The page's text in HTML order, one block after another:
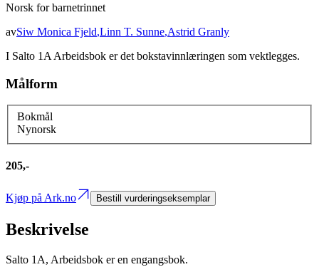
Norsk for barnetrinnet
avSiw Monica Fjeld,Linn T. Sunne,Astrid Granly
I Salto 1A Arbeidsbok er det bokstavinnlæringen som vektlegges.
Målform
Bokmål
Nynorsk
205,-
Kjøp på Ark.no Bestill vurderingseksemplar
Beskrivelse
Salto 1A, Arbeidsbok er en engangsbok.